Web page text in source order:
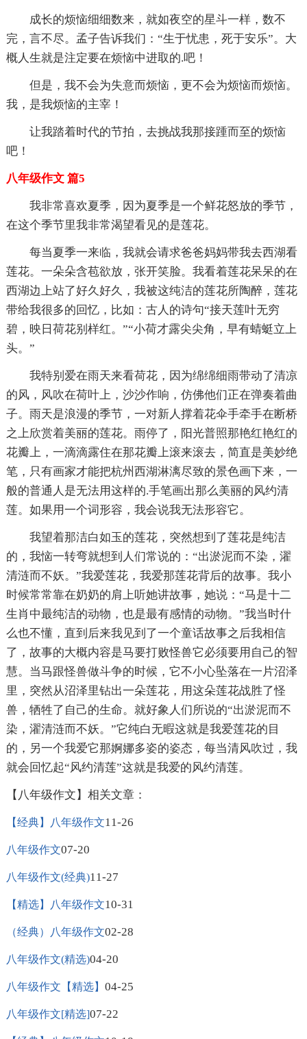
成长的烦恼细细数来，就如夜空的星斗一样，数不
完，言不尽。孟子告诉我们：“生于忧患，死于安乐”。大
概人生就是注定要在烦恼中进取的.吧！
但是，我不会为失意而烦恼，更不会为烦恼而烦恼。
我，是我烦恼的主宰！
让我踏着时代的节拍，去挑战我那接踵而至的烦恼
吧！
八年级作文 篇5
我非常喜欢夏季，因为夏季是一个鲜花怒放的季节，
在这个季节里我非常渴望看见的是莲花。
每当夏季一来临，我就会请求爸爸妈妈带我去西湖看
莲花。一朵朵含苞欲放，张开笑脸。我看着莲花呆呆的在
西湖边上站了好久好久，我被这纯洁的莲花所陶醉，莲花
带给我很多的回忆，比如：古人的诗句“接天莲叶无穷
碧，映日荷花别样红。”“小荷才露尖尖角，早有蜻蜓立上
头。”
我特别爱在雨天来看荷花，因为绵绵细雨带动了清凉
的风，风吹在荷叶上，沙沙作响，仿佛他们正在弹奏着曲
子。雨天是浪漫的季节，一对新人撑着花伞手牵手在断桥
之上欣赏着美丽的莲花。雨停了，阳光普照那艳红艳红的
花瓣上，一滴滴露住在那花瓣上滚来滚去，简直是美妙绝
笔，只有画家才能把杭州西湖淋漓尽致的景色画下来，一
般的普通人是无法用这样的.手笔画出那么美丽的风约清
莲。如果用一个词形容，我会说我无法形容它。
我望着那洁白如玉的莲花，突然想到了莲花是纯洁
的，我恼一转弯就想到人们常说的：“出淤泥而不染，濯
清涟而不妖。”我爱莲花，我爱那莲花背后的故事。我小
时候常常靠在奶奶的肩上听她讲故事，她说：“马是十二
生肖中最纯洁的动物，也是最有感情的动物。”我当时什
么也不懂，直到后来我见到了一个童话故事之后我相信
了，故事的大概内容是马要打败怪兽它必须要用自己的智
慧。当马跟怪兽做斗争的时候，它不小心坠落在一片沼泽
里，突然从沼泽里钻出一朵莲花，用这朵莲花战胜了怪
兽，牺牲了自己的生命。就好象人们所说的“出淤泥而不
染，濯清涟而不妖。”它纯白无暇这就是我爱莲花的目
的，另一个我爱它那婀娜多姿的姿态，每当清风吹过，我
就会回忆起“风约清莲”这就是我爱的风约清莲。
【八年级作文】相关文章：
【经典】八年级作文11-26
八年级作文07-20
八年级作文(经典)11-27
【精选】八年级作文10-31
（经典）八年级作文02-28
八年级作文(精选)04-20
八年级作文【精选】 04-25
八年级作文[精选]07-22